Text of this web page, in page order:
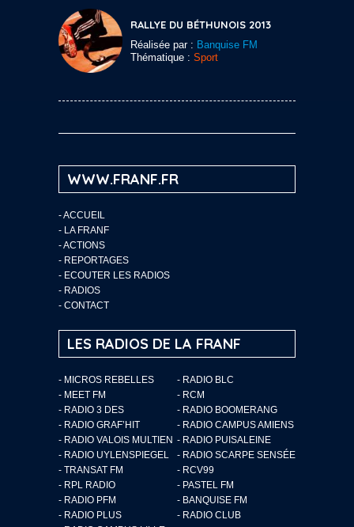
RALLYE DU BÉTHUNOIS 2013
Réalisée par : Banquise FM
Thématique : Sport
WWW.FRANF.FR
-ACCUEIL
- LA FRANF
-ACTIONS
- REPORTAGES
- ECOUTER LES RADIOS
- RADIOS
- CONTACT
LES RADIOS DE LA FRANF
- MICROS REBELLES
- RADIO BLC
- MEET FM
- RCM
- RADIO 3 DES
- RADIO BOOMERANG
- RADIO GRAF’HIT
- RADIO CAMPUS AMIENS
- RADIO VALOIS MULTIEN - RADIO PUISALEINE
- RADIO UYLENSPIEGEL
- RADIO SCARPE SENSÉE
- TRANSAT FM
- RCV99
- RPL RADIO
- PASTEL FM
- RADIO PFM
- BANQUISE FM
- RADIO PLUS
- RADIO CLUB